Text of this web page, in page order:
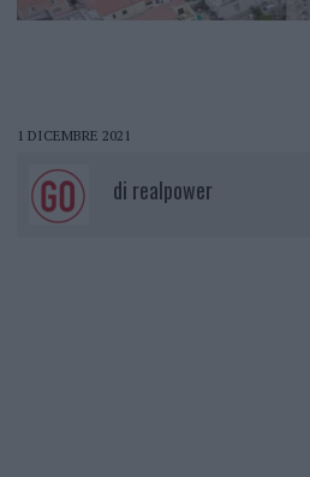
1 DICEMBRE 2021
di realpower